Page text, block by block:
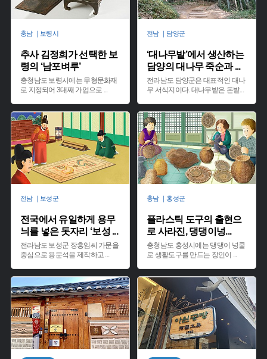
충남 ｜보령시
추사 김정희가 선택한 보
령의 ‘남포벼루’
충청남도 보령시에는 무형문화재
로 지정되어 3대째 가업으로 ...
전남 ｜담양군
‘대나무밭’에서 생산하는
담양의 대나무 죽순과...
전라남도 담양군은 대표적인 대나
무 서식지이다. 대나무밭은 돈밭...
전남 ｜보성군
전국에서 유일하게 용무
늬를 넣은 돗자리 ‘보성 ...
전라남도 보성군 장흥임씨 가문을
중심으로 용문석을 제작하고 ...
충남 ｜홍성군
플라스틱 도구의 출현으
로 사라진, 댕댕이넝...
충청남도 홍성시에는 댕댕이 넝쿨
로 생활도구를 만드는 장인이 ...